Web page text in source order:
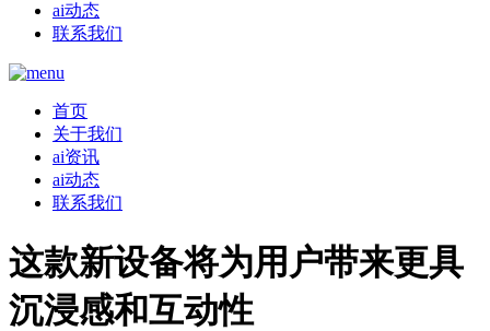
ai动态
联系我们
首页
关于我们
ai资讯
ai动态
联系我们
这款新设备将为用户带来更具
沉浸感和互动性